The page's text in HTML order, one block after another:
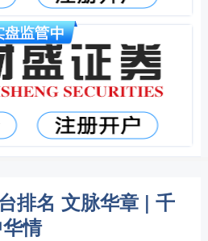
排名 文脉华章 | 千
情